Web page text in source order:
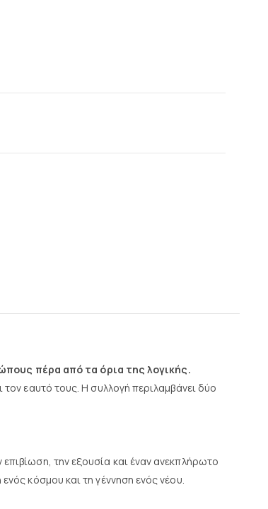
πέρα από τα όρια της λογικής.
εαυτό τους. Η συλλογή περιλαμβάνει δύο
την εξουσία και έναν ανεκπλήρωτο
κόσμου και τη γέννηση ενός νέου.